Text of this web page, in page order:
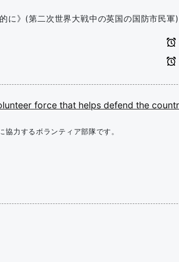
に》(第二次世界大戦中の英国の国防市民軍)
force that helps defend the
協力するボランティア部隊です。